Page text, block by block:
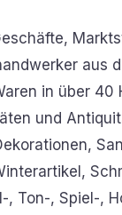
aus
in über 40
und
, Ton-, Spiel-,